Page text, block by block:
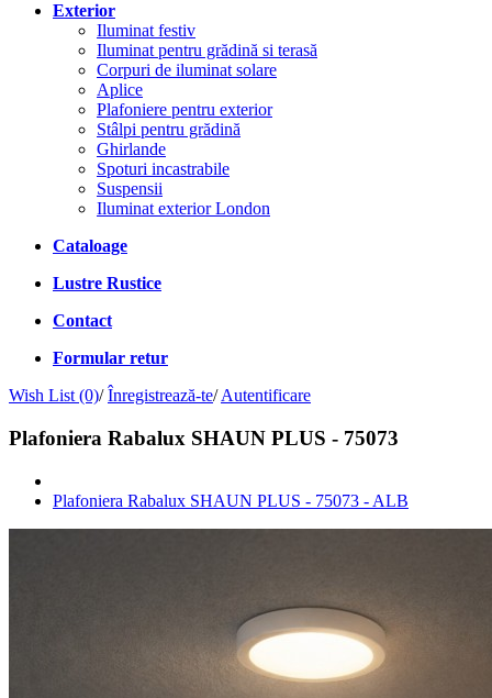
Exterior
Iluminat festiv
Iluminat pentru grădină si terasă
Corpuri de iluminat solare
Aplice
Plafoniere pentru exterior
Stâlpi pentru grădină
Ghirlande
Spoturi incastrabile
Suspensii
Iluminat exterior London
Cataloage
Lustre Rustice
Contact
Formular retur
Wish List (0)/ Înregistrează-te/ Autentificare
Plafoniera Rabalux SHAUN PLUS - 75073
Plafoniera Rabalux SHAUN PLUS - 75073 - ALB